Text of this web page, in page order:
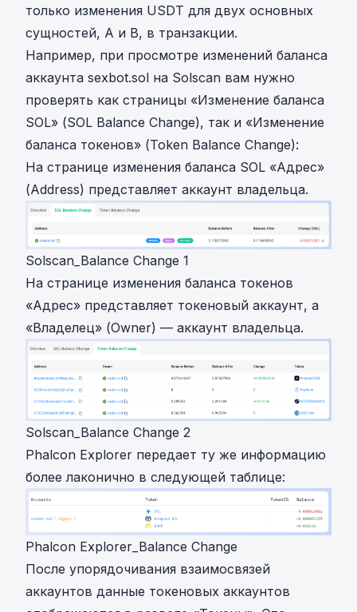
только изменения USDT для двух основных
сущностей, A и B, в транзакции.
Например, при просмотре изменений баланса
аккаунта sexbot.sol на Solscan вам нужно
проверять как страницы «Изменение баланса
SOL» (SOL Balance Change), так и «Изменение
баланса токенов» (Token Balance Change):
На странице изменения баланса SOL «Адрес»
(Address) представляет аккаунт владельца.
Solscan_Balance Change 1
На странице изменения баланса токенов
«Адрес» представляет токеновый аккаунт, а
«Владелец» (Owner) — аккаунт владельца.
Solscan_Balance Change 2
Phalcon Explorer передает ту же информацию
более лаконично в следующей таблице:
Phalcon Explorer_Balance Change
После упорядочивания взаимосвязей
аккаунтов данные токеновых аккаунтов